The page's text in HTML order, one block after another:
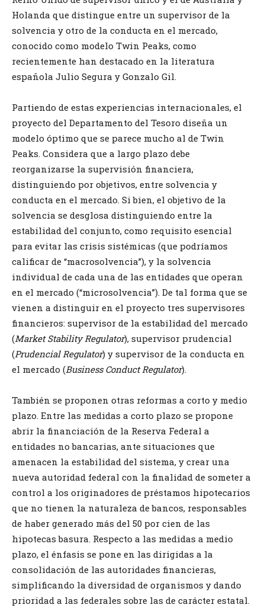
Holanda que distingue entre un supervisor de la
solvencia y otro de la conducta en el mercado,
conocido como modelo Twin Peaks, como
recientemente han destacado en la literatura
española Julio Segura y Gonzalo Gil.
Partiendo de estas experiencias internacionales, el
proyecto del Departamento del Tesoro diseña un
modelo óptimo que se parece mucho al de Twin
Peaks. Considera que a largo plazo debe
reorganizarse la supervisión financiera,
distinguiendo por objetivos, entre solvencia y
conducta en el mercado. Si bien, el objetivo de la
solvencia se desglosa distinguiendo entre la
estabilidad del conjunto, como requisito esencial
para evitar las crisis sistémicas (que podríamos
calificar de “macrosolvencia”), y la solvencia
individual de cada una de las entidades que operan
en el mercado (“microsolvencia”). De tal forma que se
vienen a distinguir en el proyecto tres supervisores
financieros: supervisor de la estabilidad del mercado
(Market Stability Regulator), supervisor prudencial
(Prudencial Regulator) y supervisor de la conducta en
el mercado (Business Conduct Regulator).
También se proponen otras reformas a corto y medio
plazo. Entre las medidas a corto plazo se propone
abrir la financiación de la Reserva Federal a
entidades no bancarias, ante situaciones que
amenacen la estabilidad del sistema, y crear una
nueva autoridad federal con la finalidad de someter a
control a los originadores de préstamos hipotecarios
que no tienen la naturaleza de bancos, responsables
de haber generado más del 50 por cien de las
hipotecas basura. Respecto a las medidas a medio
plazo, el énfasis se pone en las dirigidas a la
consolidación de las autoridades financieras,
simplificando la diversidad de organismos y dando
prioridad a las federales sobre las de carácter estatal.